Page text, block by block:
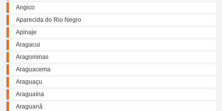
Angico
Aparecida do Rio Negro
Apinaje
Aragacui
Aragominas
Araguacema
Araguaçu
Araguaína
Araguanã